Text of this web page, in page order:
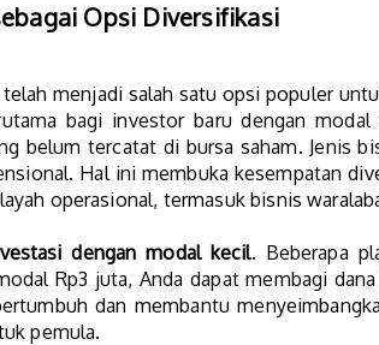
Opsi Diversifikasi
menjadi salah satu opsi populer
bagi investor baru dengan
belum tercatat di bursa saham. Jenis
Hal ini membuka kesempatan
operasional, termasuk bisnis
dengan modal kecil. Beberapa
Rp3 juta, Anda dapat membagi
dan membantu
pemula.